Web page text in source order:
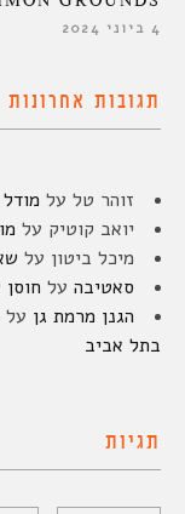
4 ביוני 2024
תגובות אחרונות
זוהר טל על
יואב קוטיק על
מיכל ביטון על
סאטיבה על
הגנן מרמת גן על
בתל אביב
תגיות